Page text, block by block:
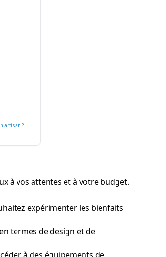
artisan ?
à vos attentes et à votre budget.
expérimenter les bienfaits
termes de design et de
à des équipements de